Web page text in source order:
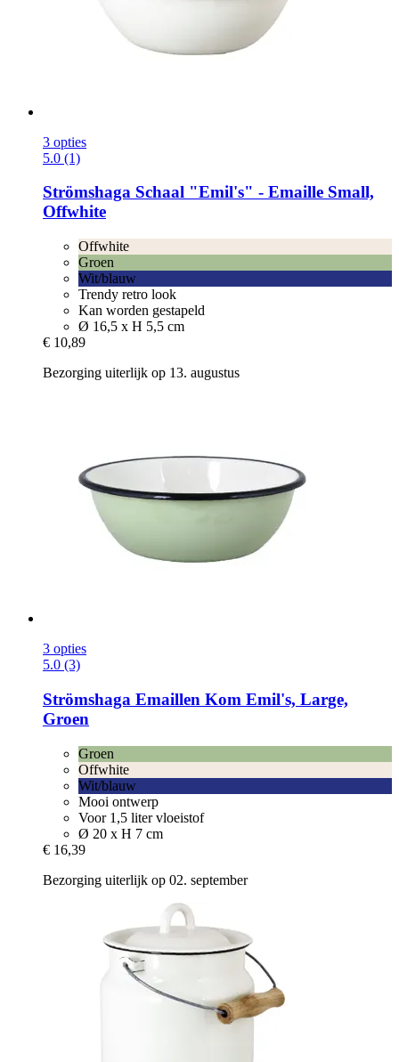
3 opties
5.0 (1)
Strömshaga Schaal "Emil's" -​ Emaille Small,
Offwhite
Offwhite
Groen
Wit/blauw
Trendy retro look
Kan worden gestapeld
Ø 16,5 x H 5,5 cm
€ 10,89
Bezorging uiterlijk op 13. augustus
3 opties
5.0 (3)
Strömshaga Emaillen Kom Emil's, Large,
Groen
Groen
Offwhite
Wit/blauw
Mooi ontwerp
Voor 1,5 liter vloeistof
Ø 20 x H 7 cm
€ 16,39
Bezorging uiterlijk op 02. september